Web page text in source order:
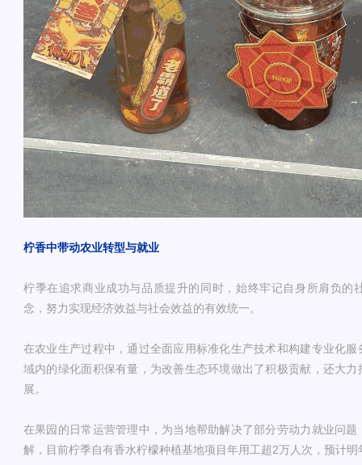
柠香中带动农业转型与就业
柠季在追求商业成功与品质提升的同时，始终牢记自身所肩负的
念，努力实现经济效益与社会效益的有效统一。
在农业生产过程中，通过全面应用标准化生产技术和构建专业化
域内的绿化面积保有量，为改善生态环境做出了积极贡献，还大
展。
在果园的日常运营管理中，为当地帮助解决了部分劳动力就业问
解，目前柠季自有香水柠檬种植基地项目年用工超2万人次，预计明